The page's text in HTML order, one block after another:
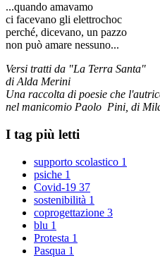
...quando amavamo
ci facevano gli elettrochoc
perché, dicevano, un pazzo
non può amare nessuno...
Versi tratti da "La Terra Santa"
di Alda Merini
Una raccolta di poesie che
nel manicomio Paolo Pini, di
I tag più letti
supporto scolastico 1
psiche 1
Covid-19 37
sostenibilità 1
coprogettazione 3
blu 1
Protesta 1
Pasqua 1